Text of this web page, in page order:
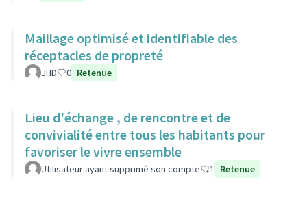
Maillage optimisé et identifiable des
réceptacles de propreté
JHD 0 Retenue
Lieu d'échange , de rencontre et de
convivialité entre tous les habitants pour
favoriser le vivre ensemble
Utilisateur ayant supprimé son compte 1 Retenue